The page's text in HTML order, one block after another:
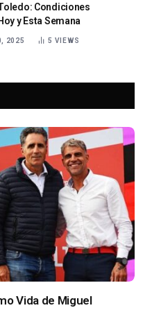
Condiciones
y Esta Semana
2025 5 VIEWS
Vida de Miguel